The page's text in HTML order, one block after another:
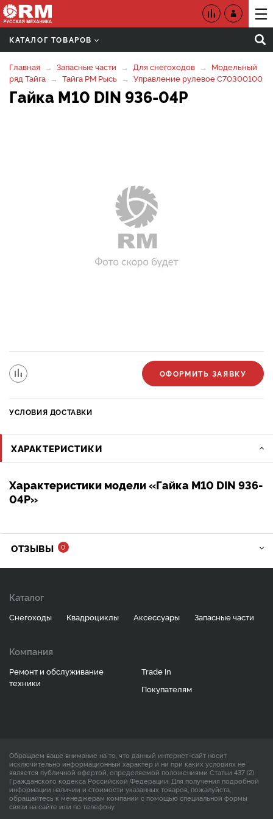
КАТАЛОГ ТОВАРОВ
Главная Запасные части Для снегоходов
Модельный
ряд Тайга
Тайга РМ Рысь Управление рулевое C70300100
Гайка М10 DIN 936-04Р
ОФОРМИТЬ ЗАЯВКУ
УСЛОВИЯ ДОСТАВКИ
ХАРАКТЕРИСТИКИ
Характеристики модели «Гайка М10 DIN 936-
04Р»
ОТЗЫВЫ 0
Каталог
Снегоходы Квадроциклы Аксессуары Запасные части
Компания
Ремонт и обслуживание
техники
Trade In
Покупателям
Обращаем ваше внимание на то, что данный интернет-сайт носит
исключительно информационный характер и ни при каких условиях не
является публичной офертой, определяемой положениями Статьи 437 (2)
Гражданского кодекса Российской Федерации. Для получения подробной
информации наличии и стоимости указанных товаров, пожалуйста,
обращайтесь к менеджерам компании с помощью специальной формы
связи на сайте или по телефону.